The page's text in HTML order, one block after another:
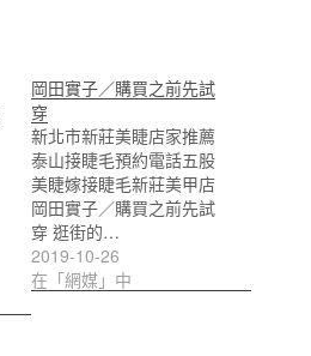
岡田實子／購買之前先試
穿
新北市新莊美睫店家推薦
泰山接睫毛預約電話五股
美睫嫁接睫毛新莊美甲店
岡田實子／購買之前先試
穿 逛街的…
2019-10-26
在「網媒」中